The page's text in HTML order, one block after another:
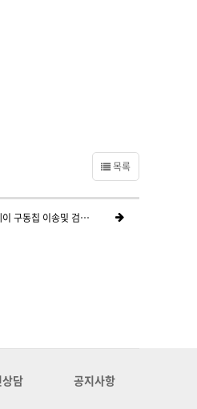
목록
대전지방법원 천안지원 IC-Inspection M/C(디스플레이 구동칩 이송및 검사장비) 개발사양서 판독
담 공지사항